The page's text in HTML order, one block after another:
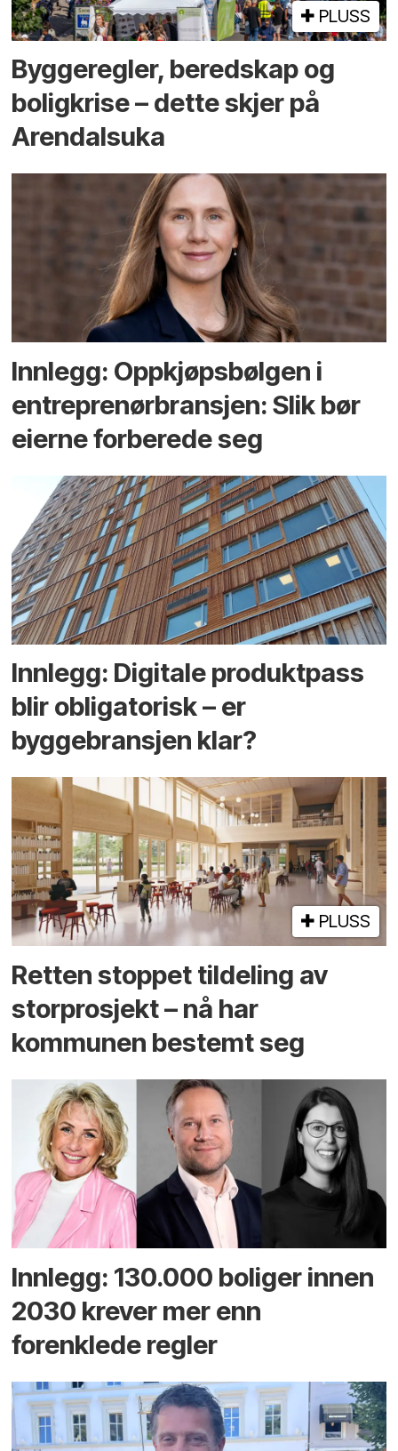
PLUSS
Bygge­regler, beredskap og
bolig­krise – dette skjer på
Arendals­uka
Innlegg: Oppkjøps­bølgen i
entreprenør­bransjen: Slik bør
eierne forberede seg
Innlegg: Digitale produktpass
blir obligatorisk – er
byggebransjen klar?
PLUSS
Retten stoppet tildeling av
storprosjekt – nå har
kommunen bestemt seg
Innlegg: 130.000 boliger innen
2030 krever mer enn
forenklede regler